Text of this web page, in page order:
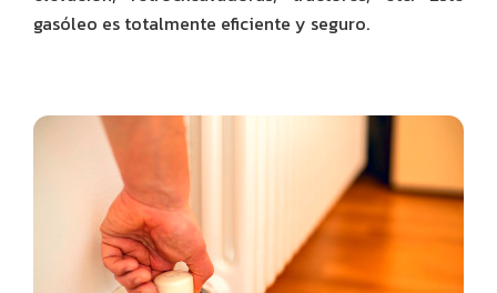
gasóleo es totalmente eficiente y seguro.